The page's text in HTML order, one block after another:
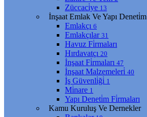
Züccaci̇ye 13
İnşaat Emlak Ve Yapı Deneti̇m
Emlakçı 6
Emlakçılar 31
Havuz Fi̇rmaları
Hırdavatçı 20
İnşaat Fi̇rmaları 47
İnşaat Malzemeleri̇ 40
İş Güvenli̇ği̇ 1
Mi̇nare 1
Yapı Deneti̇m Fi̇rmaları
Kamu Kuruluş Ve Dernekler